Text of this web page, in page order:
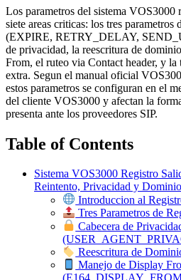
Los parametros del sistema VOS3000
siete areas criticas: los tres parametros
(EXPIRE, RETRY_DELAY,
de privacidad, la reescritura de
From, el ruteo via Contact header, y la
extra. Segun el manual oficial
estos parametros se configuran en el
del cliente VOS3000 y afectan la
presenta ante los proveedores SIP.
Table of Contents
Sistema VOS3000 Registro
Reintento, Privacidad y
Introduccion al
Tres Parametros de
Cabecera de
Reescritura de
Manejo de Display